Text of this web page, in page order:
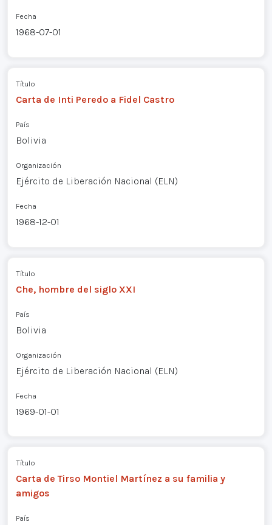
Fecha
1968-07-01
Título
Carta de Inti Peredo a Fidel Castro
País
Bolivia
Organización
Ejército de Liberación Nacional (ELN)
Fecha
1968-12-01
Título
Che, hombre del siglo XXI
País
Bolivia
Organización
Ejército de Liberación Nacional (ELN)
Fecha
1969-01-01
Título
Carta de Tirso Montiel Martínez a su familia y
amigos
País